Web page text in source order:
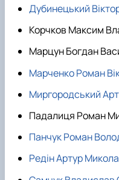
Дубинецький
Корчков Максим
Марцун Богдан
Марченко Роман
Миргородський
Падалиця Роман
Панчук Роман
Редін Артур